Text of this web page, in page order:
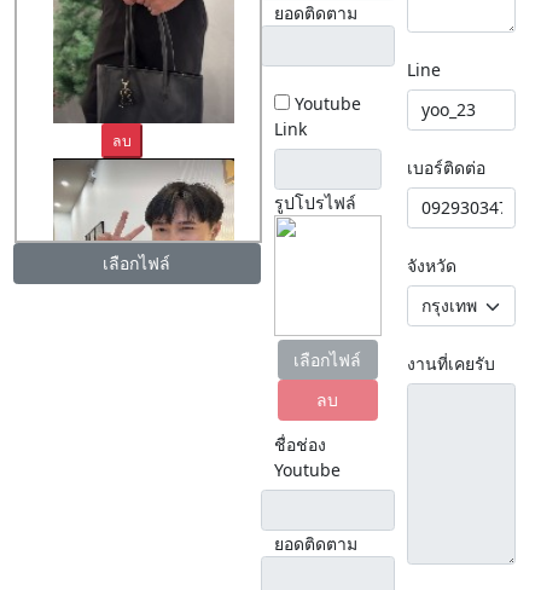
ลบ
เลือกไฟล์
ยอดติดตาม
Youtube
Link
รูปโปรไฟล์
เลือกไฟล์
ลบ
ชื่อช่อง
Youtube
ยอดติดตาม
Line
เบอร์ติดต่อ
จังหวัด
งานที่เคยรับ